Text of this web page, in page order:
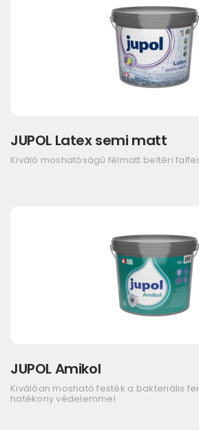
JUPOL Latex semi matt
Kiváló moshatóságú félmatt beltéri
JUPOL Amikol
Kiválóan mosható festék a bakteriális
hatékony védelemmel